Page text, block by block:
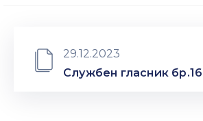
29.12.2023
Службен гласник бр.16